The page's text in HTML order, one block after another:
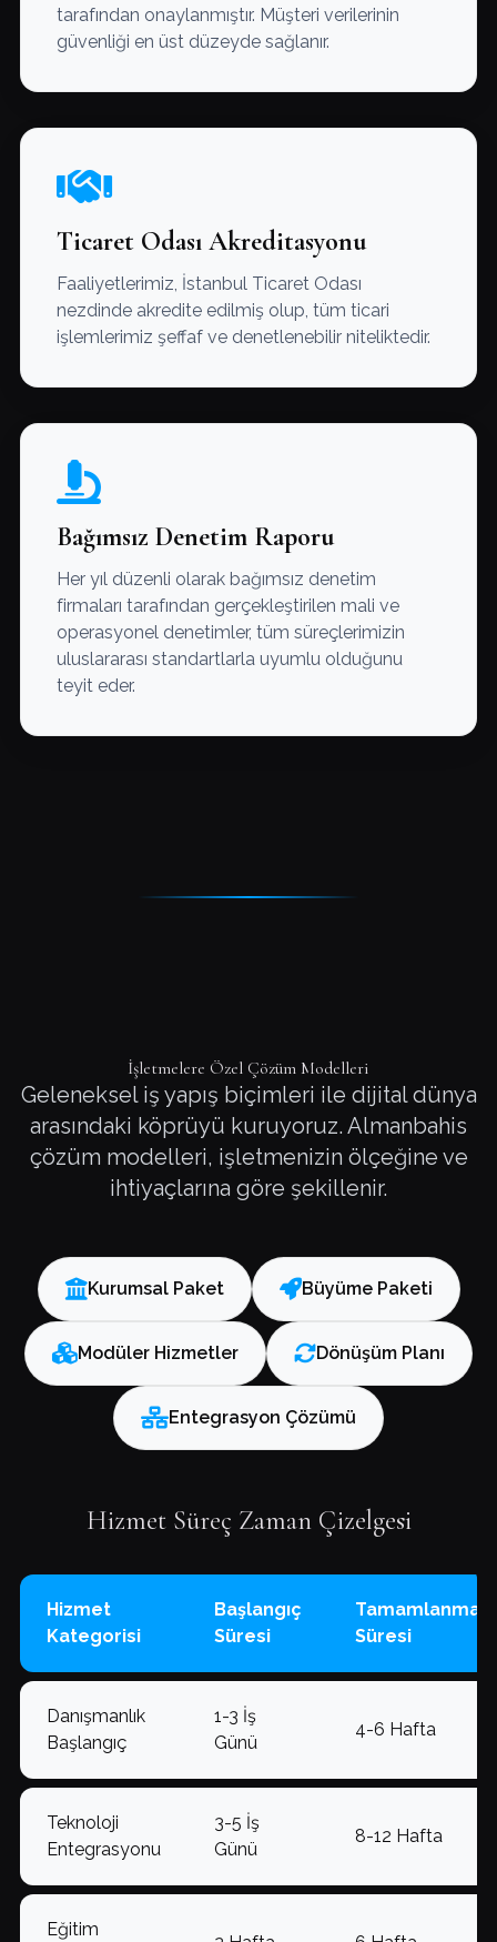
tarafından onaylanmıştır. Müşteri verilerinin
güvenliği en üst düzeyde sağlanır.
Ticaret Odası Akreditasyonu
Faaliyetlerimiz, İstanbul Ticaret Odası
nezdinde akredite edilmiş olup, tüm ticari
işlemlerimiz şeffaf ve denetlenebilir niteliktedir.
Bağımsız Denetim Raporu
Her yıl düzenli olarak bağımsız denetim
firmaları tarafından gerçekleştirilen mali ve
operasyonel denetimler, tüm süreçlerimizin
uluslararası standartlarla uyumlu olduğunu
teyit eder.
İşletmelere Özel Çözüm Modelleri
Geleneksel iş yapış biçimleri ile dijital dünya
arasındaki köprüyü kuruyoruz. Almanbahis
çözüm modelleri, işletmenizin ölçeğine ve
ihtiyaçlarına göre şekillenir.
Kurumsal Paket Büyüme Paketi
Modüler Hizmetler Dönüşüm Planı
Entegrasyon Çözümü
Hizmet Süreç Zaman Çizelgesi
Hizmet
Kategorisi
Başlangıç
Süresi
Tamamlanma
Süresi
Danışmanlık
Başlangıç
1-3 İş
Günü
4-6 Hafta
Teknoloji
Entegrasyonu
3-5 İş
Günü
8-12 Hafta
Eğitim